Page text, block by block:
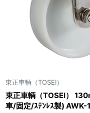
東正車輌（TOSEI）
東正車輌（TOSEI）
車/固定/ｽﾃﾝﾚｽ製) AWK-